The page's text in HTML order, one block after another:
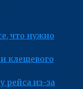
что нужно
клещевого
рейса из-за